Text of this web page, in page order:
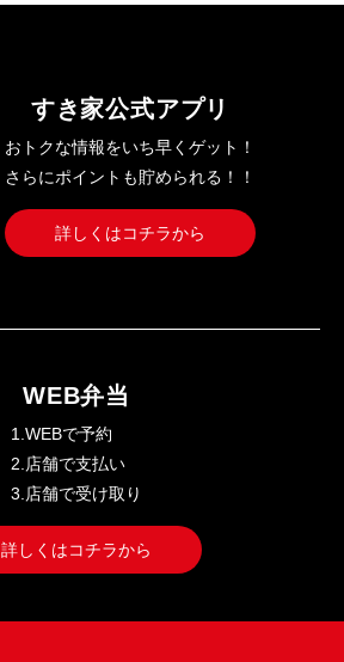
すき家公式アプリ
おトクな情報をいち早くゲット！
さらにポイントも貯められる！！
詳しくはコチラから
WEB弁当
1.WEBで予約
2.店舗で支払い
3.店舗で受け取り
詳しくはコチラから